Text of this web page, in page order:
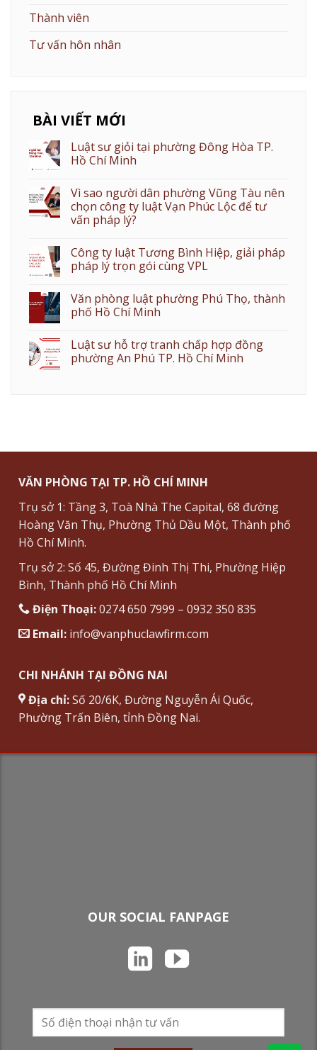
Thành viên
Tư vấn hôn nhân
BÀI VIẾT MỚI
Luật sư giỏi tại phường Đông Hòa TP.
Hồ Chí Minh
Vì sao người dân phường Vũng Tàu nên
chọn công ty luật Vạn Phúc Lộc để tư
vấn pháp lý?
Công ty luật Tương Bình Hiệp, giải pháp
pháp lý trọn gói cùng VPL
Văn phòng luật phường Phú Thọ, thành
phố Hồ Chí Minh
Luật sư hỗ trợ tranh chấp hợp đồng
phường An Phú TP. Hồ Chí Minh
VĂN PHÒNG TẠI TP. HỒ CHÍ MINH
Trụ sở 1: Tầng 3, Toà Nhà The Capital, 68 đường
Hoàng Văn Thụ, Phường Thủ Dầu Một, Thành phố
Hồ Chí Minh.
Trụ sở 2: Số 45, Đường Đinh Thị Thi, Phường Hiệp
Bình, Thành phố Hồ Chí Minh
Điện Thoại:0274 650 7999 – 0932 350 835
Email: info@vanphuclawfirm.com
CHI NHÁNH TẠI ĐỒNG NAI
Địa chỉ:Số 20/6K, Đường Nguyễn Ái Quốc,
Phường Trấn Biên, tỉnh Đồng Nai.
OUR SOCIAL FANPAGE